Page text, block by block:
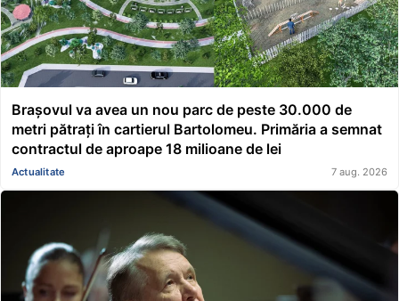
Brașovul va avea un nou parc de peste 30.000 de
metri pătrați în cartierul Bartolomeu. Primăria a semnat
contractul de aproape 18 milioane de lei
Actualitate 7 aug. 2026